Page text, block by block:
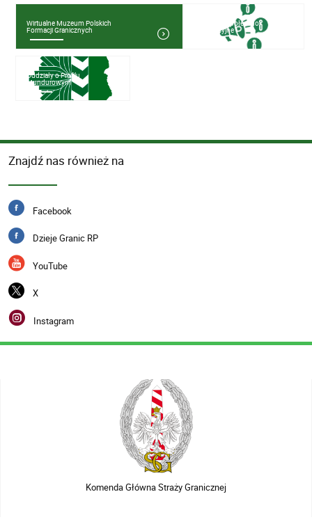
Wirtualne Muzeum Polskich
Formacji Granicznych
Kampanie społeczno-
informacyjne
Oddziały o Profilu
Mundurowym
Znajdź nas również na
Facebook
Dzieje Granic RP
YouTube
X
Instagram
Komenda Główna Straży Granicznej